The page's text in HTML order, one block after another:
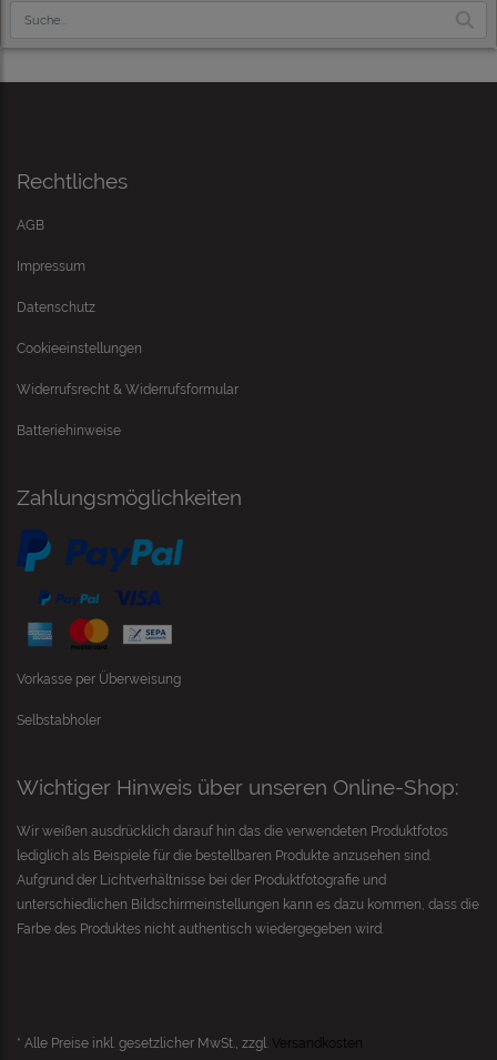
Rechtliches
AGB
Impressum
Datenschutz
Cookieeinstellungen
Widerrufsrecht & Widerrufsformular
Batteriehinweise
Zahlungsmöglichkeiten
Vorkasse per Überweisung
Selbstabholer
Wichtiger Hinweis über unseren Online-Shop:
Wir weißen ausdrücklich darauf hin das die verwendeten Produktfotos
lediglich als Beispiele für die bestellbaren Produkte anzusehen sind.
Aufgrund der Lichtverhältnisse bei der Produktfotografie und
unterschiedlichen Bildschirmeinstellungen kann es dazu kommen, dass die
Farbe des Produktes nicht authentisch wiedergegeben wird.
* Alle Preise inkl. gesetzlicher MwSt., zzgl. Versandkosten